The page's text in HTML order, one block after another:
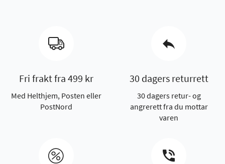
Fri frakt fra 499 kr
Med Helthjem, Posten eller
PostNord
30 dagers returrett
30 dagers retur- og
angrerett fra du mottar
varen